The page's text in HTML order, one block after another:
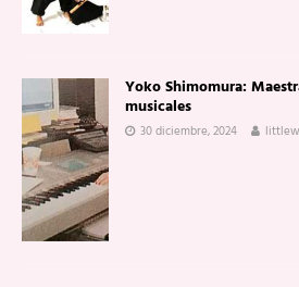
Yoko Shimomura:
musicales
30 diciembre, 2024